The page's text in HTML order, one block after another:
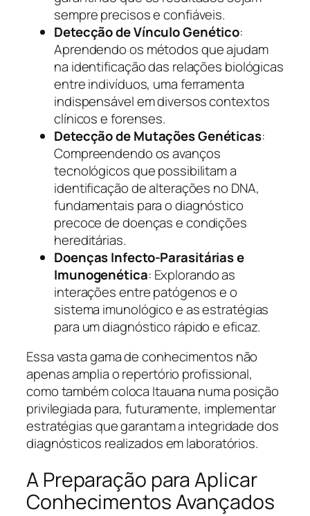
sempre precisos e confiáveis.
Detecção de Vínculo Genético:
Aprendendo os métodos que ajudam
na identificação das relações biológicas
entre indivíduos, uma ferramenta
indispensável em diversos contextos
clínicos e forenses.
Detecção de Mutações Genéticas:
Compreendendo os avanços
tecnológicos que possibilitam a
identificação de alterações no DNA,
fundamentais para o diagnóstico
precoce de doenças e condições
hereditárias.
Doenças Infecto-Parasitárias e
Imunogenética: Explorando as
interações entre patógenos e o
sistema imunológico e as estratégias
para um diagnóstico rápido e eficaz.
Essa vasta gama de conhecimentos não
apenas amplia o repertório profissional,
como também coloca Itauana numa posição
privilegiada para, futuramente, implementar
estratégias que garantam a integridade dos
diagnósticos realizados em laboratórios.
A Preparação para Aplicar
Conhecimentos Avançados